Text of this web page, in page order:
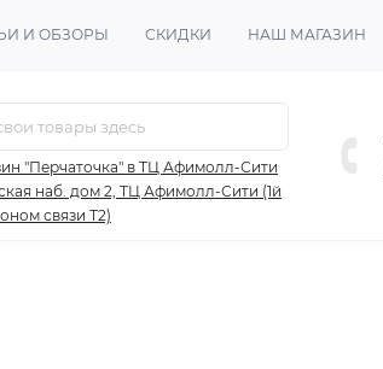
И ОБЗОРЫ СКИДКИ НАШ МАГАЗИН
"Перчаточка" в ТЦ Афимолл-Сити
наб. дом 2, ТЦ Афимолл-Сити (1й
связи Т2)